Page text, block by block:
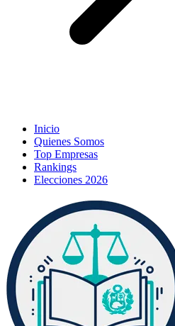
Inicio
Quienes Somos
Top Empresas
Rankings
Elecciones 2026